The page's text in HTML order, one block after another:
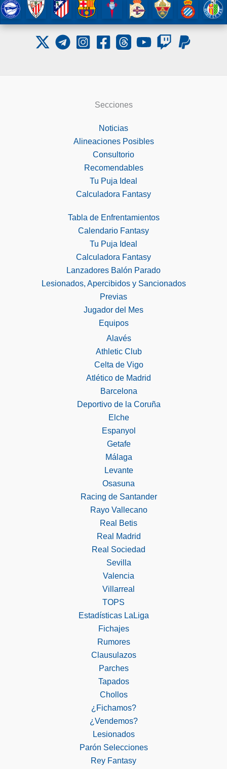
Secciones
Noticias
Alineaciones Posibles
Consultorio
Recomendables
Tu Puja Ideal
Calculadora Fantasy
Tabla de Enfrentamientos
Calendario Fantasy
Tu Puja Ideal
Calculadora Fantasy
Lanzadores Balón Parado
Lesionados, Apercibidos y Sancionados
Previas
Jugador del Mes
Equipos
Alavés
Athletic Club
Celta de Vigo
Atlético de Madrid
Barcelona
Deportivo de la Coruña
Elche
Espanyol
Getafe
Málaga
Levante
Osasuna
Racing de Santander
Rayo Vallecano
Real Betis
Real Madrid
Real Sociedad
Sevilla
Valencia
Villarreal
TOPS
Estadísticas LaLiga
Fichajes
Rumores
Clausulazos
Parches
Tapados
Chollos
¿Fichamos?
¿Vendemos?
Lesionados
Parón Selecciones
Rey Fantasy